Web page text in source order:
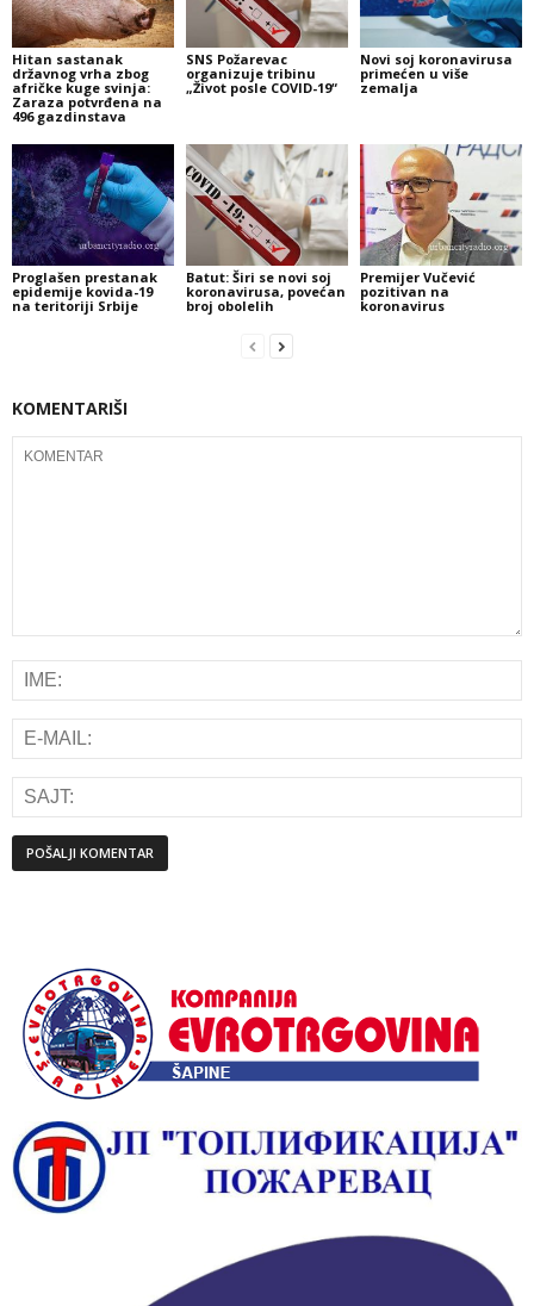
Hitan sastanak
državnog vrha zbog
afričke kuge svinja:
Zaraza potvrđena na
496 gazdinstava
SNS Požarevac
organizuje tribinu
„Život posle COVID-19“
Novi soj koronavirusa
primećen u više
zemalja
Proglašen prestanak
epidemije kovida-19
na teritoriji Srbije
Batut: Širi se novi soj
koronavirusa, povećan
broj obolelih
Premijer Vučević
pozitivan na
koronavirus
KOMENTARIŠI